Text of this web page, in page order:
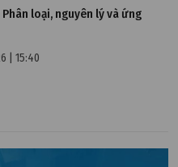
loại, nguyên lý và ứng
| 15:40